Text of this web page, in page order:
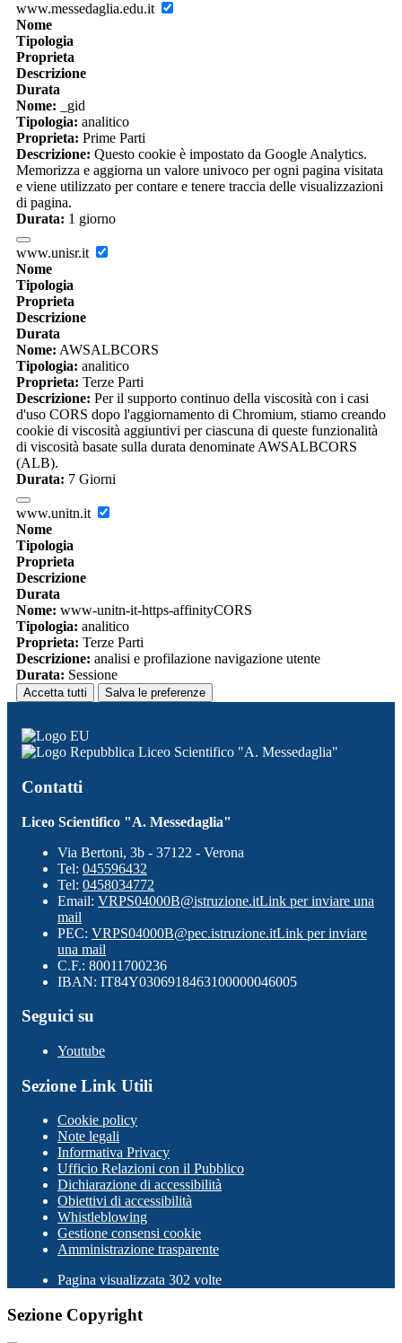
www.messedaglia.edu.it
Nome
Tipologia
Proprieta
Descrizione
Durata
Nome: _gid
Tipologia: analitico
Proprieta: Prime Parti
Descrizione: Questo cookie è impostato da Google Analytics.
Memorizza e aggiorna un valore univoco per ogni pagina visitata
e viene utilizzato per contare e tenere traccia delle visualizzazioni
di pagina.
Durata: 1 giorno
www.unisr.it
Nome
Tipologia
Proprieta
Descrizione
Durata
Nome: AWSALBCORS
Tipologia: analitico
Proprieta: Terze Parti
Descrizione: Per il supporto continuo della viscosità con i casi
d'uso CORS dopo l'aggiornamento di Chromium, stiamo creando
cookie di viscosità aggiuntivi per ciascuna di queste funzionalità
di viscosità basate sulla durata denominate AWSALBCORS
(ALB).
Durata: 7 Giorni
www.unitn.it
Nome
Tipologia
Proprieta
Descrizione
Durata
Nome: www-unitn-it-https-affinityCORS
Tipologia: analitico
Proprieta: Terze Parti
Descrizione: analisi e profilazione navigazione utente
Durata: Sessione
Accetta tutti Salva le preferenze
Liceo Scientifico "A. Messedaglia"
Contatti
Liceo Scientifico "A. Messedaglia"
Via Bertoni, 3b - 37122 - Verona
Tel: 045596432
Tel: 0458034772
Email: VRPS04000B@istruzione.itLink per inviare una
mail
PEC: VRPS04000B@pec.istruzione.itLink per inviare
una mail
C.F.: 80011700236
IBAN: IT84Y0306918463100000046005
Seguici su
Youtube
Sezione Link Utili
Cookie policy
Note legali
Informativa Privacy
Ufficio Relazioni con il Pubblico
Dichiarazione di accessibilità
Obiettivi di accessibilità
Whistleblowing
Gestione consensi cookie
Amministrazione trasparente
Pagina visualizzata 302 volte
Sezione Copyright